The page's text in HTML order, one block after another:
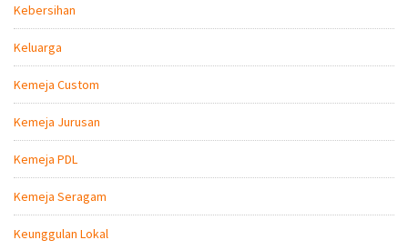
Kebersihan
Keluarga
Kemeja Custom
Kemeja Jurusan
Kemeja PDL
Kemeja Seragam
Keunggulan Lokal